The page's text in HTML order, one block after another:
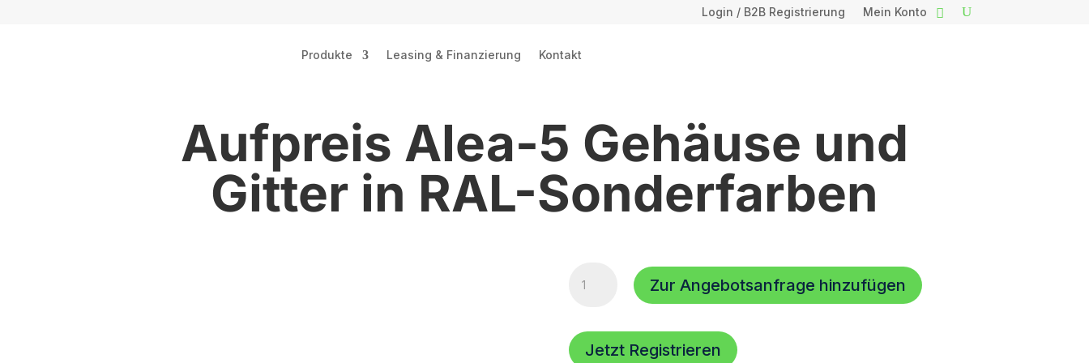
Login / B2B Registrierung Mein Konto
Produkte Leasing & Finanzierung Kontakt
Aufpreis Alea-5 Gehäuse und
Gitter in RAL-Sonderfarben
Alea-
und
Zur Angebotsanfrage hinzufügen
Jetzt Registrieren